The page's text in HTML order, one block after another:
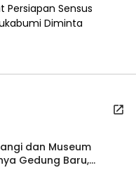
Persiapan Sensus
Diminta
dan Museum
Gedung Baru,